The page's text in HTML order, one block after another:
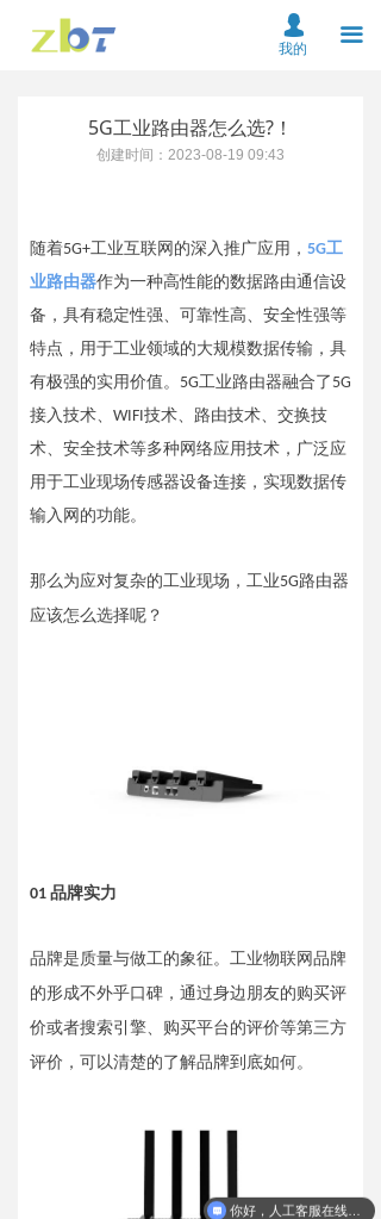
끀
首页
产品中心
资料下载
服务支持
新闻中心
在线购买
联系我们
云平台
넙
我的
5G工业路由器怎么选?！
创建时间： 2023-08-19 09:43
随着5G+工业互联网的深入推广应用， 5G工
业路由器作为一种高性能的数据路由通信设
备，具有稳定性强、可靠性高、安全性强等
特点，用于工业领域的大规模数据传输，具
有极强的实用价值。5G工业路由器融合了5G
接入技术、WIFI技术、路由技术、交换技
术、安全技术等多种网络应用技术，广泛应
用于工业现场传感器设备连接，实现数据传
输入网的功能。
那么为应对复杂的工业现场，工业5G路由器
应该怎么选择呢？
01 品牌实力
品牌是质量与做工的象征。工业物联网品牌
的形成不外乎口碑，通过身边朋友的购买评
价或者搜索引擎、购买平台的评价等第三方
评价，可以清楚的了解品牌到底如何。
你好，人工客服在线吗？